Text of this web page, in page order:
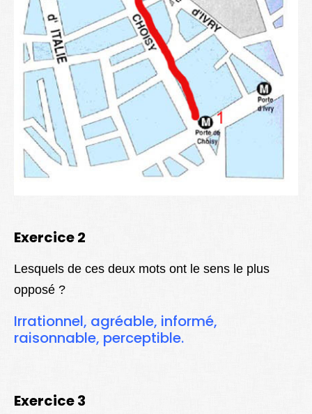
Exercice 2
Lesquels de ces deux mots ont le sens le plus
opposé ?
Irrationnel, agréable, informé,
raisonnable, perceptible.
Exercice 3